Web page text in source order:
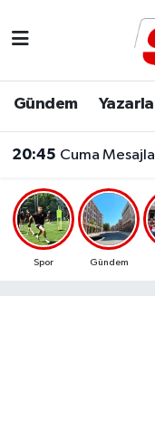
Gündem
20:45 Cuma Mesajları
Spor Gündem
Dünya
Eğitim
Ekonomi
Malatya
Malatya
Malatya Trafik
Süper Lig